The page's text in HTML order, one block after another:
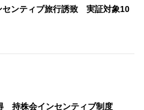
センティブ旅行誘致 実証対象10
持株会インセンティブ制度